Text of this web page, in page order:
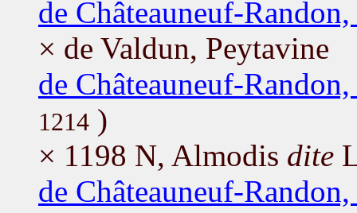
de Châteauneuf-
× de Valdun, Peytavine
de Châteauneuf-
1214 )
× 1198 N, Almodis dite
de Châteauneuf-